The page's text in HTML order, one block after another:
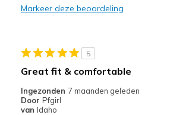
Casual Wear
Width
Markeer deze beoordeling
5
Great fit & comfortable
Ingezonden 7 maanden geleden
Door Pfgirl
van Idaho